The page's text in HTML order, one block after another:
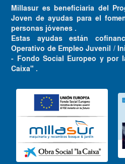
Millasur es beneficiaria del
Joven de ayudas para el
personas jóvenes .
Estas ayudas están
Operativo de Empleo Juvenil /
- Fondo Social Europeo y por
Caixa" .